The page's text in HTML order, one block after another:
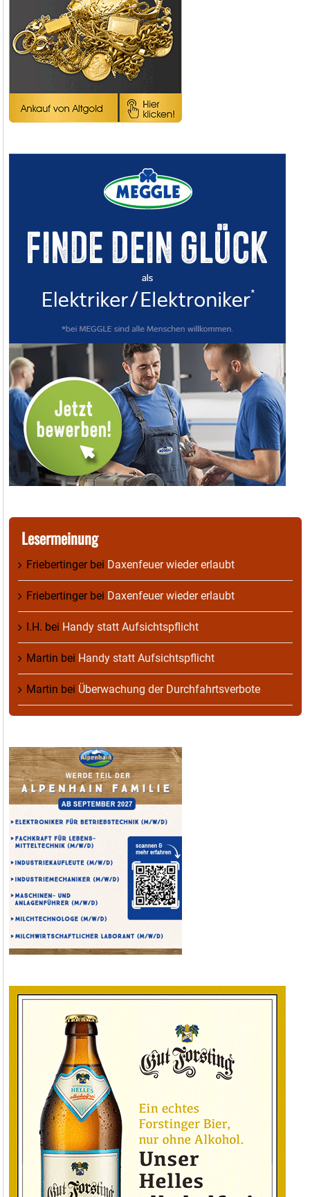
Lesermeinung
Friebertingerbei Daxenfeuer wieder erlaubt
Friebertingerbei Daxenfeuer wieder erlaubt
I.H. bei Handy statt Aufsichtspflicht
Martin bei Handy statt Aufsichtspflicht
Martin bei Überwachung der Durchfahrtsverbote